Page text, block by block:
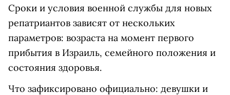
Сроки и условия военной службы для новых
репатриантов зависят от нескольких
параметров: возраста на момент первого
прибытия в Израиль, семейного положения и
состояния здоровья.
Что зафиксировано официально: девушки и